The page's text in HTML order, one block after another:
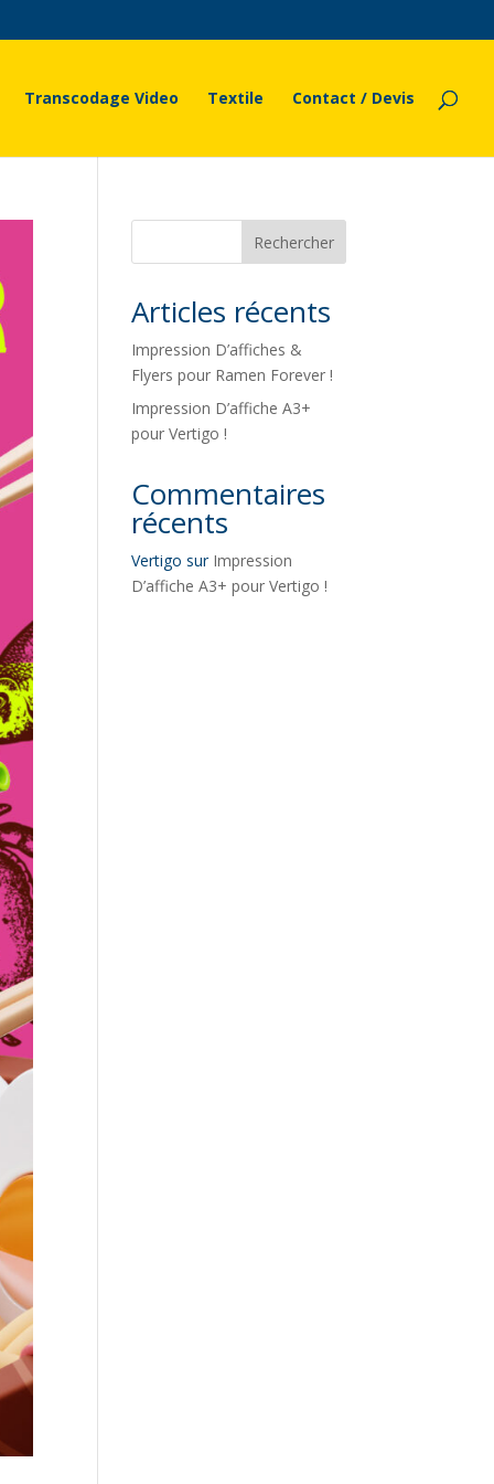
Transcodage Video Textile Contact / Devis
Rechercher
Articles récents
Impression D’affiches &
Flyers pour Ramen Forever !
Impression D’affiche A3+
pour Vertigo !
Commentaires
récents
Vertigo sur Impression
D’affiche A3+ pour Vertigo !